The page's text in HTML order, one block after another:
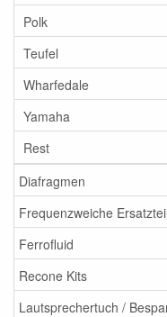
Polk
Teufel
Wharfedale
Yamaha
Rest
Diafragmen
Frequenzweiche
Ferrofluid
Recone Kits
Lautsprechertuch /